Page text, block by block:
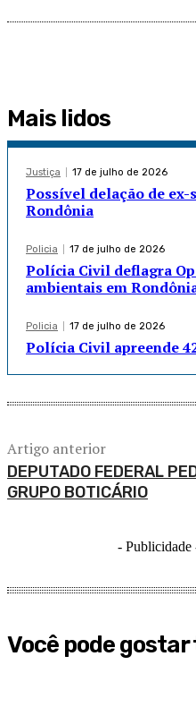
Mais lidos
Justiça 17 de julho de 2026
Possível delação de
Rondônia
Policia 17 de julho de 2026
Polícia Civil deflagra
ambientais em
Policia 17 de julho de 2026
Polícia Civil apreende
Artigo anterior
DEPUTADO FEDERAL
GRUPO BOTICÁRIO
- Publicidade
Você pode